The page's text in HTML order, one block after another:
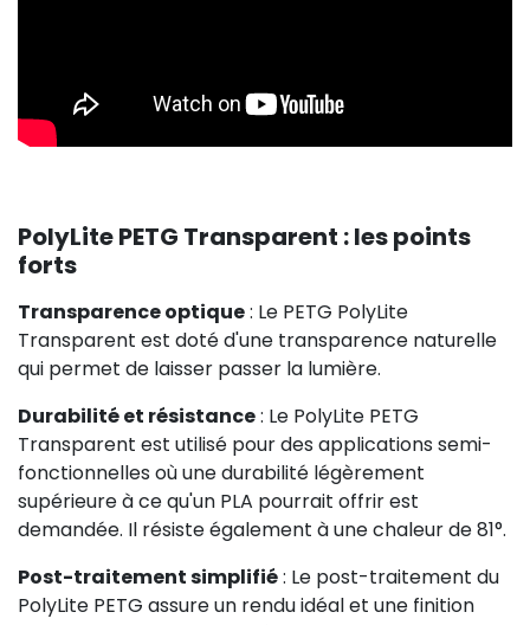
PolyLite PETG Transparent : les points
forts
Transparence optique: Le PETG PolyLite
Transparent est doté d'une transparence naturelle
qui permet de laisser passer la lumière.
Durabilité et résistance: Le PolyLite PETG
Transparent est utilisé pour des applications semi-
fonctionnelles où une durabilité légèrement
supérieure à ce qu'un PLA pourrait offrir est
demandée. Il résiste également à une chaleur de 81°.
Post-traitement simplifié: Le post-traitement du
PolyLite PETG assure un rendu idéal et une finition